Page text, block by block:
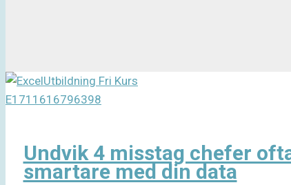
Undvik 4 misstag chefer
smartare med din data